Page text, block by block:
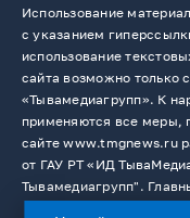
Использование
с указанием
использование
сайта возможно только
«Тывамедиагрупп». К
применяются все меры,
сайте www.tmgnews.ru
от ГАУ РТ «ИД
Тывамедиагрупп".